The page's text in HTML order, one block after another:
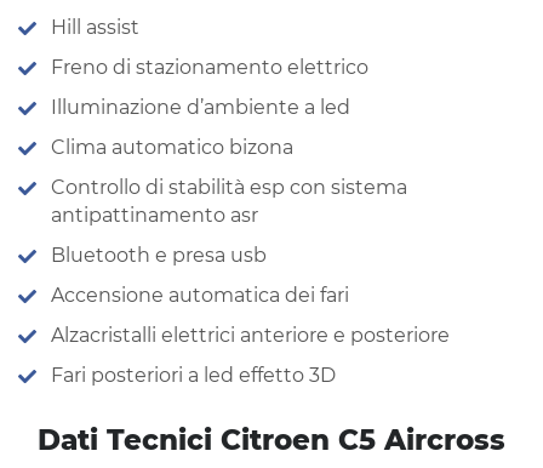
Hill assist
Freno di stazionamento elettrico
Illuminazione d’ambiente a led
Clima automatico bizona
Controllo di stabilità esp con sistema
antipattinamento asr
Bluetooth e presa usb
Accensione automatica dei fari
Alzacristalli elettrici anteriore e posteriore
Fari posteriori a led effetto 3D
Dati Tecnici Citroen C5 Aircross